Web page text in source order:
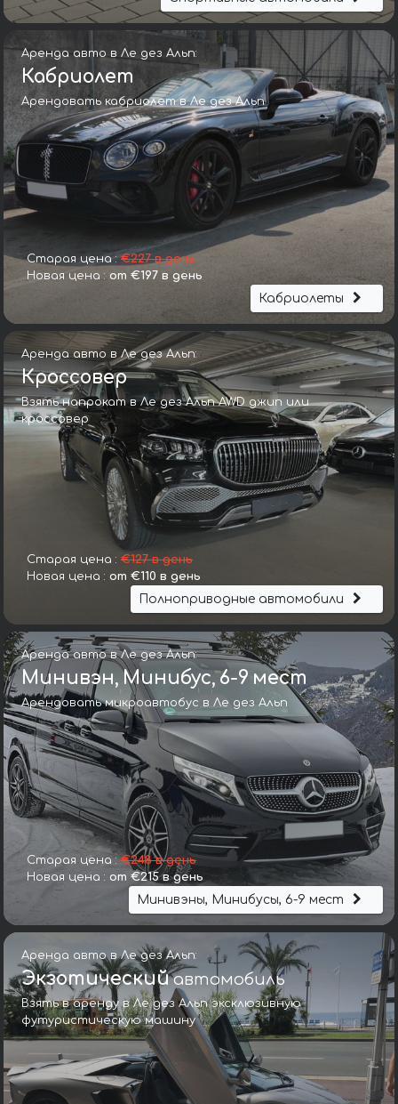
Аренда авто в Ле дез Альп:
Кабриолет
Арендовать кабриолет в Ле дез Альп
Старая цена :€227 в день
Новая цена : от €197 в день
Кабриолеты
Аренда авто в Ле дез Альп:
Кроссовер
Взять напрокат в Ле дез Альп AWD джип или
кроссовер
Старая цена : €127 в день
Новая цена : от €110 в день
Полноприводные автомобили
Аренда авто в Ле дез Альп:
Минивэн, Минибус, 6-9 мест
Арендовать микроавтобус в Ле дез Альп
Старая цена :€248 в день
Новая цена : от €215 в день
Минивэны, Минибусы, 6-9 мест
Аренда авто в Ле дез Альп:
Экзотическийавтомобиль
Взять в аренду в Ле дез Альп эксклюзивную
футуристическую машину